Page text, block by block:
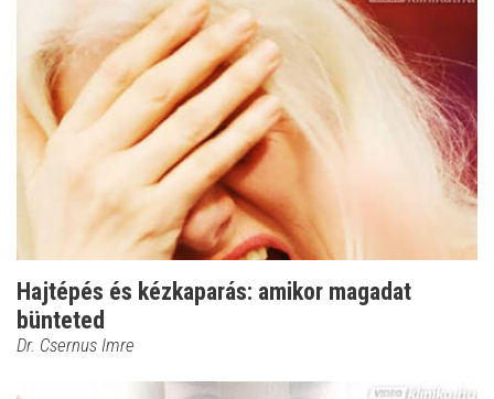
Hajtépés és kézkaparás: amikor magadat
bünteted
Dr. Csernus Imre